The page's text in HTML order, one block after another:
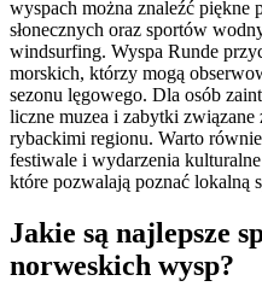
wyspach można znaleźć piękne
słonecznych oraz sportów
windsurfing. Wyspa Runde
morskich, którzy mogą
sezonu lęgowego. Dla osób
liczne muzea i zabytki
rybackimi regionu. Warto
festiwale i wydarzenia
które pozwalają poznać lokalną
Jakie są najlepsze
norweskich wysp?